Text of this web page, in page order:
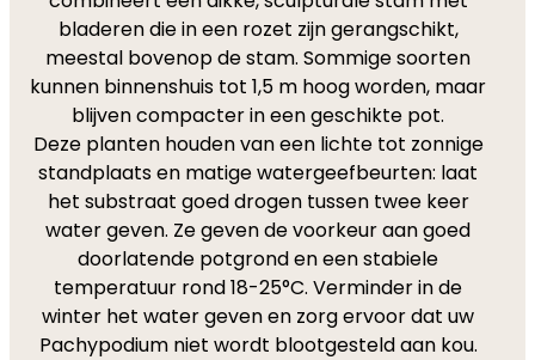
bladeren die in een rozet zijn gerangschikt,
meestal bovenop de stam. Sommige soorten
kunnen binnenshuis tot 1,5 m hoog worden, maar
blijven compacter in een geschikte pot.
Deze planten houden van een lichte tot zonnige
standplaats en matige watergeefbeurten: laat
het substraat goed drogen tussen twee keer
water geven. Ze geven de voorkeur aan goed
doorlatende potgrond en een stabiele
temperatuur rond 18-25°C. Verminder in de
winter het water geven en zorg ervoor dat uw
Pachypodium niet wordt blootgesteld aan kou.